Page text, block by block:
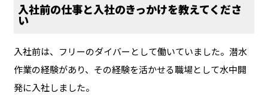
入社前の仕事と入社のきっかけを教えてくださ
い
入社前は、フリーのダイバーとして働いていました。潜水
作業の経験があり、その経験を活かせる職場として水中開
発に入社しました。